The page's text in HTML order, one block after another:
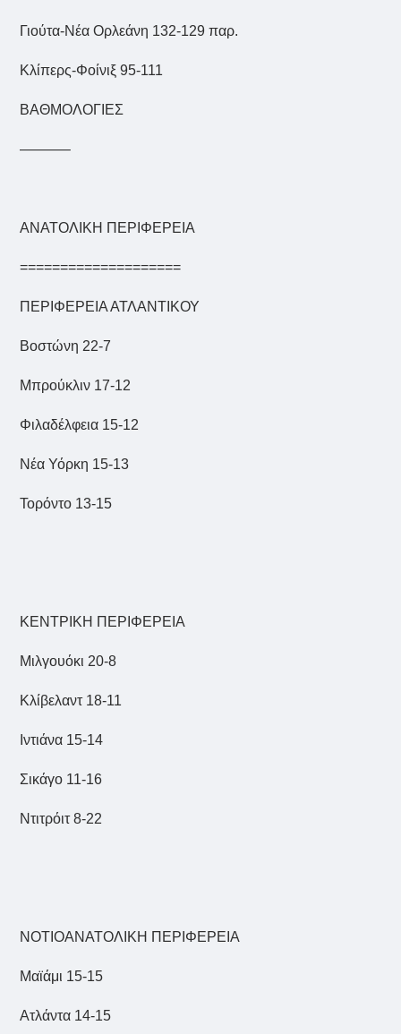
Γιούτα-Νέα Ορλεάνη 132-129 παρ.
Κλίπερς-Φοίνιξ 95-111
ΒΑΘΜΟΛΟΓΙΕΣ
———–
ΑΝΑΤΟΛΙΚΗ ΠΕΡΙΦΕΡΕΙΑ
====================
ΠΕΡΙΦΕΡΕΙΑ ΑΤΛΑΝΤΙΚΟΥ
Βοστώνη 22-7
Μπρούκλιν 17-12
Φιλαδέλφεια 15-12
Νέα Υόρκη 15-13
Τορόντο 13-15
ΚΕΝΤΡΙΚΗ ΠΕΡΙΦΕΡΕΙΑ
Μιλγουόκι 20-8
Κλίβελαντ 18-11
Ιντιάνα 15-14
Σικάγο 11-16
Ντιτρόιτ 8-22
ΝΟΤΙΟΑΝΑΤΟΛΙΚΗ ΠΕΡΙΦΕΡΕΙΑ
Μαϊάμι 15-15
Ατλάντα 14-15